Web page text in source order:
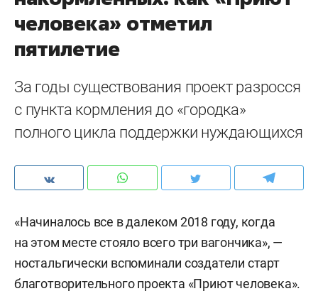
человека» отметил
пятилетие
За годы существования проект разросся
с пункта кормления до «городка»
полного цикла поддержки нуждающихся
«Начиналось все в далеком 2018 году, когда
на этом месте стояло всего три вагончика», —
ностальгически вспоминали создатели старт
благотворительного проекта «Приют человека».